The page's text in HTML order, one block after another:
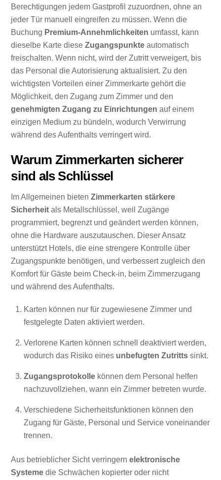
Berechtigungen jedem Gastprofil zuzuordnen, ohne an
jeder Tür manuell eingreifen zu müssen. Wenn die
Buchung Premium-Annehmlichkeiten umfasst, kann
dieselbe Karte dieseZugangspunkte automatisch
freischalten. Wenn nicht, wird der Zutritt verweigert, bis
das Personal die Autorisierung aktualisiert. Zu den
wichtigsten Vorteilen einer Zimmerkarte gehört die
Möglichkeit, den Zugang zum Zimmer und den
genehmigten Zugang zu Einrichtungen auf einem
einzigen Medium zu bündeln, wodurch Verwirrung
während des Aufenthalts verringert wird.
Warum Zimmerkarten sicherer
sind als Schlüssel
Im Allgemeinen bietenZimmerkarten stärkere
Sicherheit als Metallschlüssel, weil Zugänge
programmiert, begrenzt und geändert werden können,
ohne die Hardware auszutauschen. Dieser Ansatz
unterstützt Hotels, die eine strengere Kontrolle über
Zugangspunkte benötigen, und verbessert zugleich den
Komfort für Gäste beim Check-in, beim Zimmerzugang
und während des Aufenthalts.
Karten können nur für zugewiesene Zimmer und
festgelegte Daten aktiviert werden.
Verlorene Karten können schnell deaktiviert werden,
wodurch das Risiko eines unbefugten Zutritts sinkt.
Zugangsprotokolle können dem Personal helfen
nachzuvollziehen, wann ein Zimmer betreten wurde.
Verschiedene Sicherheitsfunktionen können den
Zugang für Gäste, Personal und Service voneinander
trennen.
Aus betrieblicher Sicht verringernelektronische
Systeme die Schwächen kopierter oder nicht